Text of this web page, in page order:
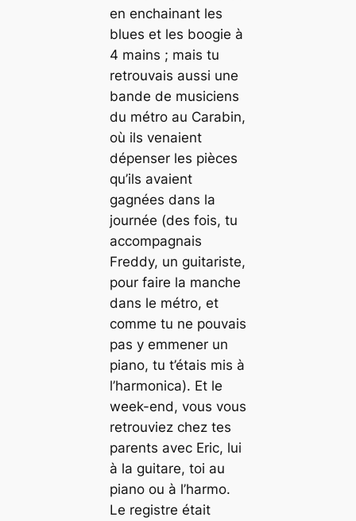
en enchainant les
blues et les boogie à
4 mains ; mais tu
retrouvais aussi une
bande de musiciens
du métro au Carabin,
où ils venaient
dépenser les pièces
qu’ils avaient
gagnées dans la
journée (des fois, tu
accompagnais
Freddy, un guitariste,
pour faire la manche
dans le métro, et
comme tu ne pouvais
pas y emmener un
piano, tu t’étais mis à
l’harmonica). Et le
week-end, vous vous
retrouviez chez tes
parents avec Eric, lui
à la guitare, toi au
piano ou à l’harmo.
Le registre était